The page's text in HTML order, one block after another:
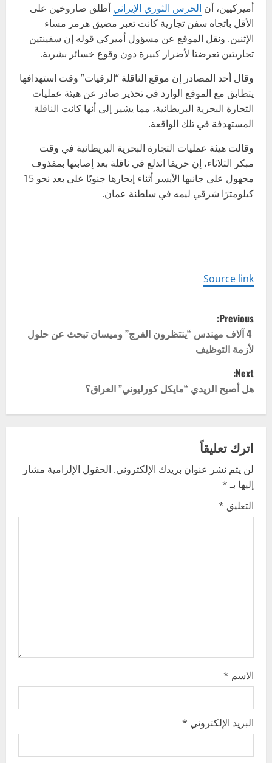
أميركيين، أن الحرس الثوري الإيراني أطلق صاروخين على
الأقل باتجاه سفن تجارية كانت تعبر مضيق هرمز مساء
الإثنين. ونقل الموقع عن مسؤول أميركي قوله إن سفينتين
تجاريتين تعرضتا لأضرار كبيرة دون وقوع خسائر بشرية.
وقال أحد المصادر إن موقع الناقلة “الرقيات” وقت استهدافها
يتطابق مع الموقع الوارد في تحذير صادر عن هيئة عمليات
التجارة البحرية البريطانية، مما يشير إلى أنها كانت الناقلة
المستهدفة في تلك الواقعة.
وقالت هيئة عمليات التجارة البحرية البريطانية في وقت
مبكر الثلاثاء، إن حريقا اندلع في ناقلة بعد إصابتها بمقذوف
مجهول على جانبها الأيسر أثناء إبحارها جنوبًا على بعد نحو 15
كيلومترًا شرقي ليمه في سلطنة عمان.
Source link
P
o
s
t
n
a
v
i
g
Previous:
4 آلاف مهندس “ينتظرون الفرج” وميسان تبحث عن حلول
لأزمة التوظيف
Next:
هل أصبح الزيدي “مايكل كورليوني” العراق؟
اترك تعليقاً
لن يتم نشر عنوان بريدك الإلكتروني. الحقول الإلزامية مشار
إليها بـ*
التعليق *
الاسم *
البريد الإلكتروني *